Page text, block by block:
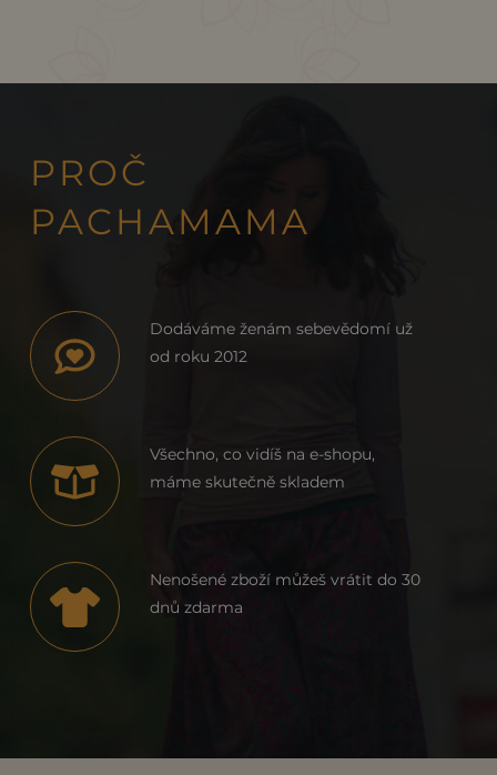
PROČ
PACHAMAMA
Dodáváme ženám sebevědomí už
od roku 2012
Všechno, co vidíš na e-shopu,
máme skutečně skladem
Nenošené zboží můžeš vrátit do 30
dnů zdarma